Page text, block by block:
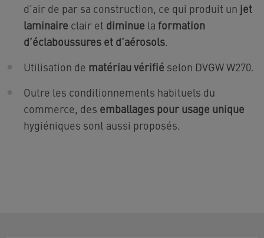
d’air de par sa construction, ce qui produit un jet
laminaire clair et diminue la formation
d’éclaboussures et d’aérosols.
Utilisation de matériau vérifié selon DVGW W270.
Outre les conditionnements habituels du
commerce, des emballages pour usage unique
hygiéniques sont aussi proposés.